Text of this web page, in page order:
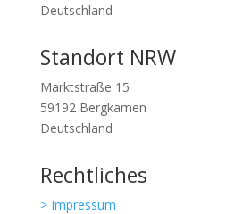
Deutschland
Standort NRW
Marktstraße 15
59192 Bergkamen
Deutschland
Rechtliches
> Impressum